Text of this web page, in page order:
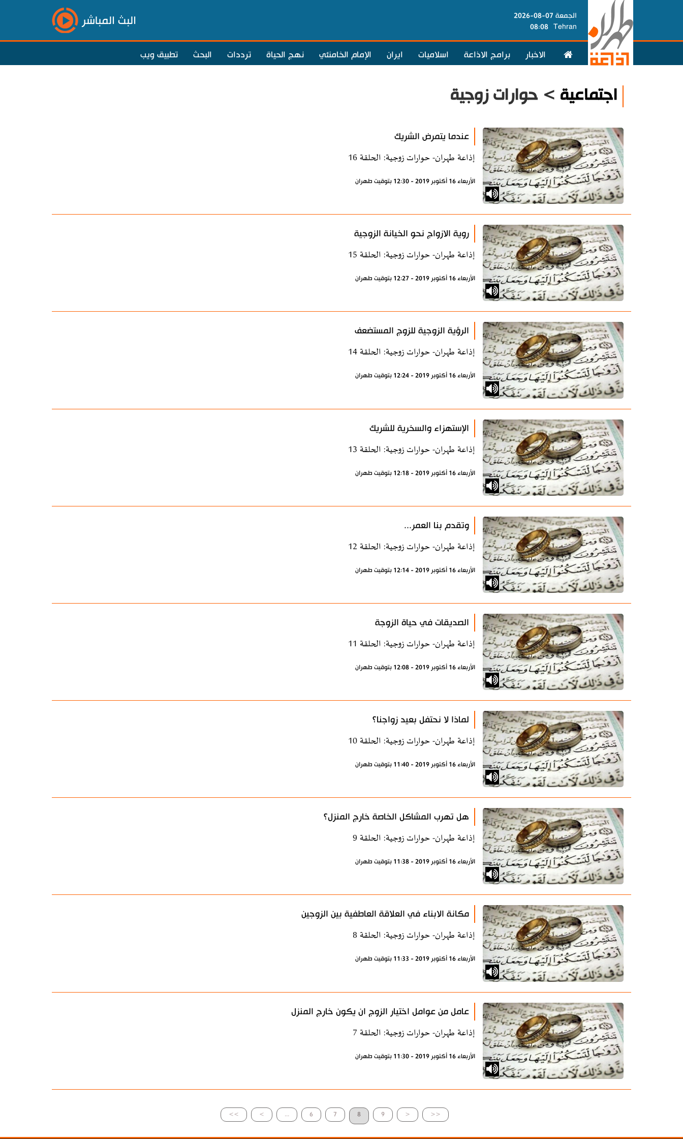
الجمعة 07-08-2026
Tehran
08:08 البث المباشر
الاخبار برامج الاذاعة اسلاميات ايران الإمام الخامنئي نهج الحياة ترددات البحث تطبيق ويب
اجتماعية > حوارات زوجية
عندما يتمرض الشريك
إذاعة طهران- حوارات زوجية: الحلقة 16
الأربعاء 16 أكتوبر 2019 - 12:30 بتوقيت طهران
روية الازواج نحو الخيانة الزوجية
إذاعة طهران- حوارات زوجية: الحلقة 15
الأربعاء 16 أكتوبر 2019 - 12:27 بتوقيت طهران
الرؤية الزوجية للزوج المستضعف
إذاعة طهران- حوارات زوجية: الحلقة 14
الأربعاء 16 أكتوبر 2019 - 12:24 بتوقيت طهران
الإستهزاء والسخرية للشريك
إذاعة طهران- حوارات زوجية: الحلقة 13
الأربعاء 16 أكتوبر 2019 - 12:18 بتوقيت طهران
وتقدم بنا العمر...
إذاعة طهران- حوارات زوجية: الحلقة 12
الأربعاء 16 أكتوبر 2019 - 12:14 بتوقيت طهران
الصديقات في حياة الزوجة
إذاعة طهران- حوارات زوجية: الحلقة 11
الأربعاء 16 أكتوبر 2019 - 12:08 بتوقيت طهران
لماذا لا نحتفل بعيد زواجنا؟
إذاعة طهران- حوارات زوجية: الحلقة 10
الأربعاء 16 أكتوبر 2019 - 11:40 بتوقيت طهران
هل تهرب المشاكل الخاصة خارج المنزل؟
إذاعة طهران- حوارات زوجية: الحلقة 9
الأربعاء 16 أكتوبر 2019 - 11:38 بتوقيت طهران
مكانة الابناء في العلاقة العاطفية بين الزوجين
إذاعة طهران- حوارات زوجية: الحلقة 8
الأربعاء 16 أكتوبر 2019 - 11:33 بتوقيت طهران
عامل من عوامل اختيار الزوج ان يكون خارج المنزل
إذاعة طهران- حوارات زوجية: الحلقة 7
الأربعاء 16 أكتوبر 2019 - 11:30 بتوقيت طهران
>> > ... 6 7 8 9 < <<